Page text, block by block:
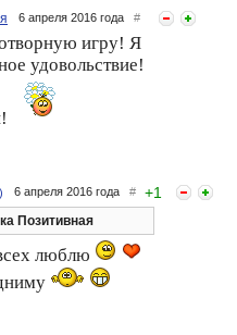
6 апреля 2016 года #
игру! Я
удовольствие!
6 апреля 2016 года # +1
Позитивная
люблю